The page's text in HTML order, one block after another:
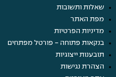
שאלות ותשובות
מפת האתר
מדיניות הפרטיות
בנקאות פתוחה - פורטל מפתחים
תובענות ייצוגיות
הצהרת נגישות